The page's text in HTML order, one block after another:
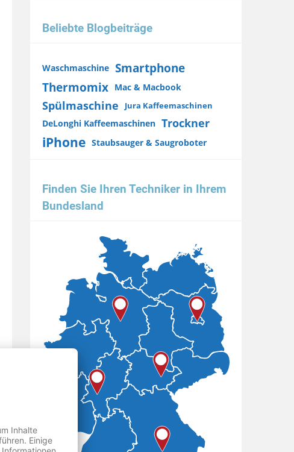
Beliebte Blogbeiträge
Waschmaschine Smartphone
Thermomix Mac & Macbook
Spülmaschine Jura Kaffeemaschinen
DeLonghi Kaffeemaschinen Trockner
iPhone Staubsauger & Saugroboter
Finden Sie Ihren Techniker in Ihrem
Bundesland